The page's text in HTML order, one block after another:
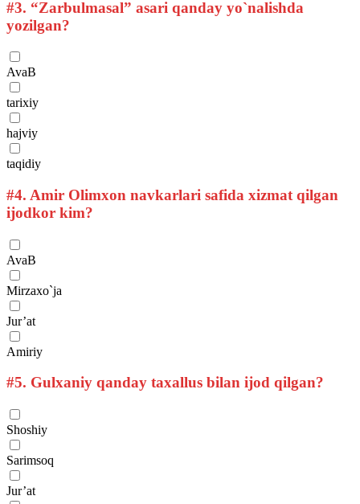
#3. “Zarbulmasal” asari qanday yo`nalishda
yozilgan?
AvaB
tarixiy
hajviy
taqidiy
#4. Amir Olimxon navkarlari safida xizmat qilgan
ijodkor kim?
AvaB
Mirzaxo`ja
Jur’at
Amiriy
#5. Gulxaniy qanday taxallus bilan ijod qilgan?
Shoshiy
Sarimsoq
Jur’at